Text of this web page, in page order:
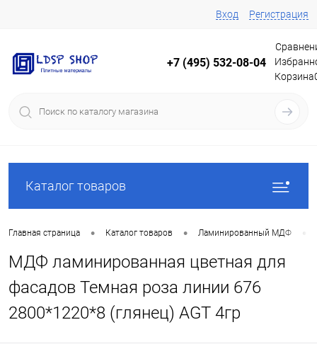
Вход Регистрация
+7 (495) 532-08-04
Корзина
Каталог товаров
Главная страница • Каталог товаров • Ламинированный МДФ
МДФ ламинированная цветная для
фасадов Темная роза линии 676
2800*1220*8 (глянец) AGT 4гр